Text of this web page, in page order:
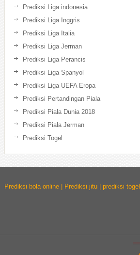
Prediksi Liga indonesia
Prediksi Liga Inggris
Prediksi Liga Italia
Prediksi Liga Jerman
Prediksi Liga Perancis
Prediksi Liga Spanyol
Prediksi Liga UEFA Eropa
Prediksi Pertandingan Piala
Prediksi Piala Dunia 2018
Prediksi Piala Jerman
Prediksi Togel
Prediksi bola online | Prediksi jitu | prediksi togel